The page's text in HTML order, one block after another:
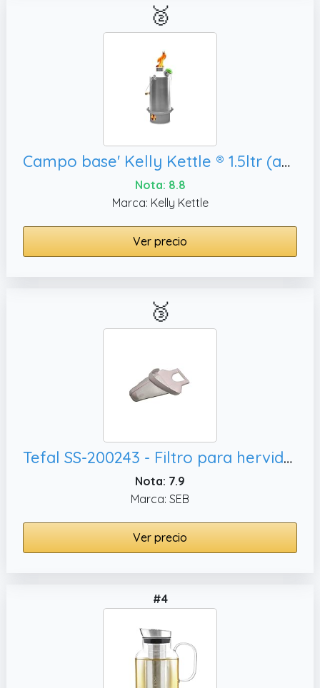
🥈
Campo base' Kelly Kettle ® 1.5ltr (acero inoxidable) - Camping hervidor de agua y estufa de campamento en uno. Ultra rápido ligero Cosina integral alimentado. SIN baterías,22 kg actualmente es la olla de acero más grande en la famosa gama Kelly Kettle.
Nota: 8.8
Marca: Kelly Kettle
Ver precio
🥉
Tefal SS-200243 - Filtro para hervidor de agua Vitesse BF263010, BF213010 (=MS-621386)
Nota: 7.9
Marca: SEB
Ver precio
#4